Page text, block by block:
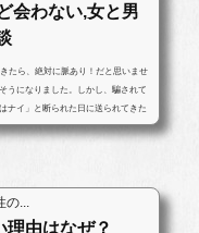
会わない,女と男
たら、絶対に脈あり！だと思いませ
うになりました。しかし、騙されて
ナイ」と断られた日に送られてきた
の...
理由はなぜ？